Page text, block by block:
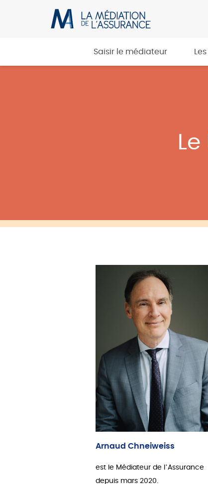
Saisir le médiateur
Arnaud Chneiweiss
est le Médiateur de l’Assurance
depuis mars 2020.